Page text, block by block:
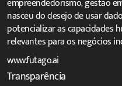
nasceu do desejo de usar
potencializar as capacidades
relevantes para os negócios
www.futago.ai
Transparência